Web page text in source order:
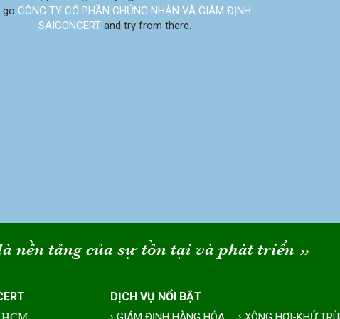
go CÔNG TY CỔ PHẦN CHỨNG NHẬN VÀ GIÁM ĐỊNH
SAIGONCERTand try from there.
nền tảng của sự tồn tại và phát triển “
DỊCH VỤ NỔI BẬT